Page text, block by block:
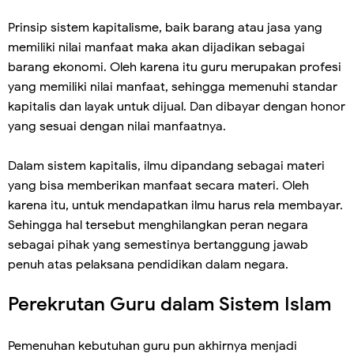
Prinsip sistem kapitalisme, baik barang atau jasa yang
memiliki nilai manfaat maka akan dijadikan sebagai
barang ekonomi. Oleh karena itu guru merupakan profesi
yang memiliki nilai manfaat, sehingga memenuhi standar
kapitalis dan layak untuk dijual. Dan dibayar dengan honor
yang sesuai dengan nilai manfaatnya.
Dalam sistem kapitalis, ilmu dipandang sebagai materi
yang bisa memberikan manfaat secara materi. Oleh
karena itu, untuk mendapatkan ilmu harus rela membayar.
Sehingga hal tersebut menghilangkan peran negara
sebagai pihak yang semestinya bertanggung jawab
penuh atas pelaksana pendidikan dalam negara.
Perekrutan Guru dalam Sistem Islam
Pemenuhan kebutuhan guru pun akhirnya menjadi